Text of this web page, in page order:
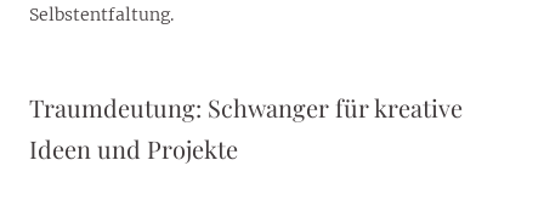
Selbstentfaltung.
Traumdeutung: Schwanger für kreative
Ideen und Projekte